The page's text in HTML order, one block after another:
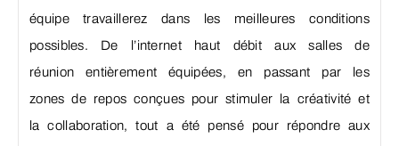
équipe travaillerez dans les meilleures conditions
possibles. De l’internet haut débit aux salles de
réunion entièrement équipées, en passant par les
zones de repos conçues pour stimuler la créativité et
la collaboration, tout a été pensé pour répondre aux